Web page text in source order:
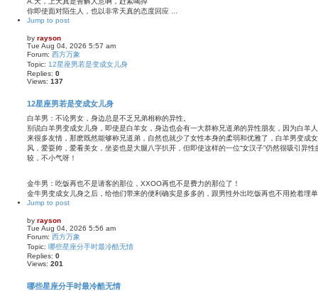
你即使面对陌生人，也以非常天真的态度回应 ...
Jump to post
by rayson
Tue Aug 04, 2026 5:57 am
Forum: 西方万象
Topic: 12星座男若是变成女儿身
Replies: 0
Views: 137
12星座男若是变成女儿身
白羊男：不论男女，身边总是不乏兄弟相称的异性。
别说白羊男变成女儿身，即使是白羊女，身边也会有一大群称兄道弟的异性朋友，因为白羊
来很多友情，那麽既然能够称兄道弟，自然也就少了女性本身的柔弱和优雅了，白羊男变成
风，爱耍帅，爱看美女，坐姿也是大腿八字扒开，但即使这样的一位“女汉子”仍然很吸引异
较，不小气呀！
金牛男：吃饭再也不是请客的那位，XXOO再也不是费力的那位了！
金牛男变成女儿身之后，给他们带来的便利确实是多多的，跟男性外出吃饭再也不用抢着埋
Jump to post
by rayson
Tue Aug 04, 2026 5:56 am
Forum: 西方万象
Topic: 哪些星座分手时最冷酷无情
Replies: 0
Views: 201
哪些星座分手时最冷酷无情